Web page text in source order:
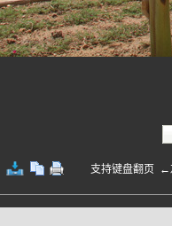
支持键盘翻页 ←